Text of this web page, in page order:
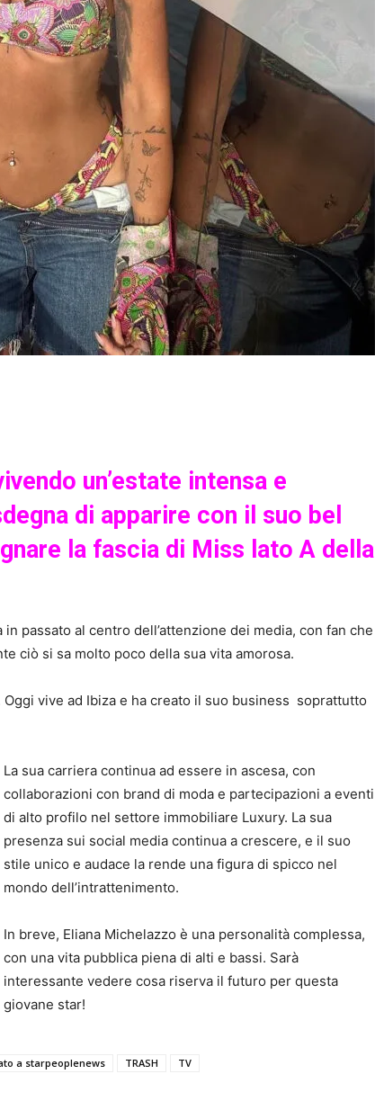
un’estate intensa e
di apparire con il suo bel
la fascia di Miss lato A della
passato al centro dell’attenzione dei media, con fan che
ciò si sa molto poco della sua vita amorosa.
vive ad Ibiza e ha creato il suo business soprattutto
La sua carriera continua ad essere in ascesa, con
collaborazioni con brand di moda e partecipazioni a eventi
di alto profilo nel settore immobiliare Luxury. La sua
presenza sui social media continua a crescere, e il suo
stile unico e audace la rende una figura di spicco nel
mondo dell’intrattenimento.
In breve, Eliana Michelazzo è una personalità complessa,
con una vita pubblica piena di alti e bassi. Sarà
interessante vedere cosa riserva il futuro per questa
giovane star!
a starpeoplenews TRASH TV